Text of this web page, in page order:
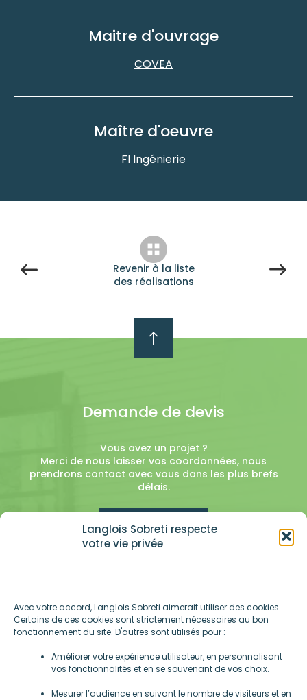
Langlois Sobreti respecte
votre vie privée
Avec votre accord, Langlois Sobreti aimerait utiliser des cookies.
Certains de ces cookies sont strictement nécessaires au bon
fonctionnement du site. D'autres sont utilisés pour :
Améliorer votre expérience utilisateur, en personnalisant
vos fonctionnalités et en se souvenant de vos choix.
Mesurer l’audience en suivant le nombre de visiteurs et en
Maitre d'ouvrage
COVEA
Maître d'oeuvre
FI Ingénierie
Revenir à la liste
des réalisations
Demande de devis
Vous avez un projet ?
Merci de nous laisser vos coordonnées, nous
prendrons contact avec vous dans les plus brefs
délais.
En savoir plus